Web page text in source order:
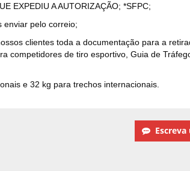
EXPEDIU A AUTORIZAÇÃO; *SFPC;
enviar pelo correio;
clientes toda a documentação para a
competidores de tiro esportivo, Guia de
e 32 kg para trechos internacionais.